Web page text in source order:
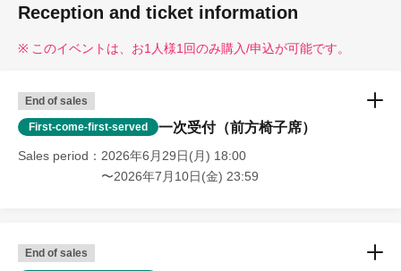
Reception and ticket information
このイベントは、お1⼈様1回のみ購⼊/申込が可能です。
End of sales
First-come-first-served 一次受付（前方椅子席）
Sales period
2026年6月29日(月) 18:00
〜2026年7月10日(金) 23:59
End of sales